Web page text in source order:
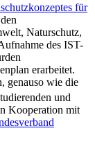
für
Naturschutz,
des IST-
erarbeitet.
genauso wie die
und
Kooperation mit